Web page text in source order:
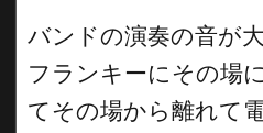
バンドの演奏の音が
フランキーにその場
てその場から離れて